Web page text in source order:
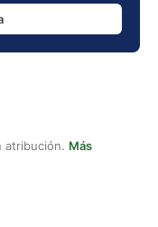
atribución. Más